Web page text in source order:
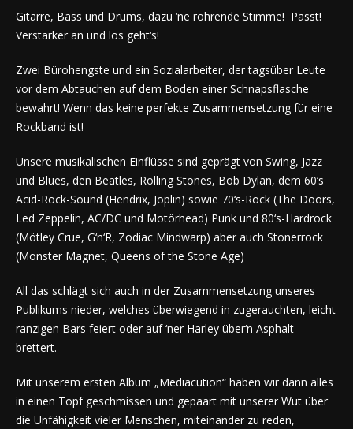
Gitarre, Bass und Drums, dazu ‘ne röhrende Stimme! Passt!
Verstärker an und los geht‘s!
Zwei Bürohengste und ein Sozialarbeiter, der tagsüber Leute
vor dem Abtauchen auf dem Boden einer Schnapsflasche
bewahrt! Wenn das keine perfekte Zusammensetzung für eine
Rockband ist!
Unsere musikalischen Einflüsse sind geprägt von Swing, Jazz
und Blues, den Beatles, Rolling Stones, Bob Dylan, dem 60‘s
Acid-Rock-Sound (Hendrix, Joplin) sowie 70‘s-Rock (The Doors,
Led Zeppelin, AC/DC und Motörhead) Punk und 80‘s-Hardrock
(Mötley Crue, G‘n‘R, Zodiac Mindwarp) aber auch Stonerrock
(Monster Magnet, Queens of the Stone Age)
All das schlägt sich auch in der Zusammensetzung unseres
Publikums nieder, welches überwiegend in zugerauchten, leicht
ranzigen Bars feiert oder auf ‘ner Harley über‘n Asphalt
brettert.
Mit unserem ersten Album „Mediacution“ haben wir dann alles
in einen Topf geschmissen und gepaart mit unserer Wut über
die Unfähigkeit vieler Menschen, miteinander zu reden,